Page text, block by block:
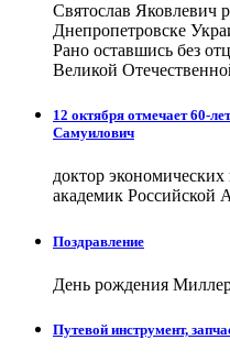
Святослав Яковлевич
Днепропетровске
Рано оставшись без
Великой
12 октября отмечает 60-
Самуилович
доктор экономических
академик Российской
Поздравление
День рождения
Путевой инструмент,